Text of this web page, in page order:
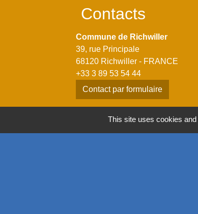
Contacts
Commune de Richwiller
39, rue Principale
68120 Richwiller - FRANCE
+33 3 89 53 54 44
Contact par formulaire
HorairesThis site uses cookies